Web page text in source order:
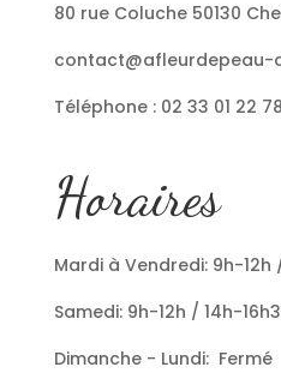
80 rue Coluche 50130
contact@afleurdepeau-
Téléphone : 02 33 01 22 78
Horaires
Mardi à Vendredi: 9h-12h
Samedi: 9h-12h / 14h-
Dimanche - Lundi: Fermé